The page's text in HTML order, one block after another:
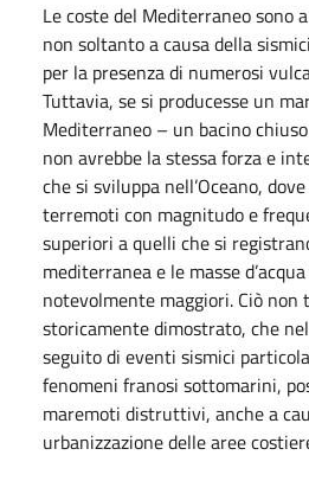
Le coste del Mediterraneo sono
non soltanto a causa della
per la presenza di numerosi
Tuttavia, se si producesse un
Mediterraneo – un bacino
non avrebbe la stessa forza e
che si sviluppa nell’Oceano,
terremoti con magnitudo e
superiori a quelli che si
mediterranea e le masse
notevolmente maggiori. Ciò non
storicamente dimostrato, che
seguito di eventi sismici
fenomeni franosi sottomarini,
maremoti distruttivi, anche a
urbanizzazione delle aree